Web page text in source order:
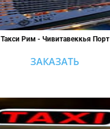
Такси Рим - Чивитавеккья Порт
ЗАКАЗАТЬ